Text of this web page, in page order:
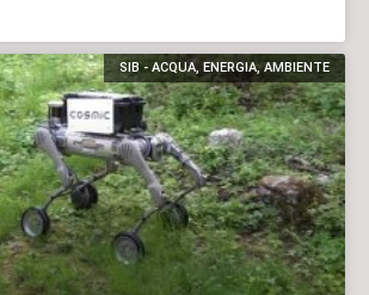
SIB - ACQUA, ENERGIA, AMBIENTE